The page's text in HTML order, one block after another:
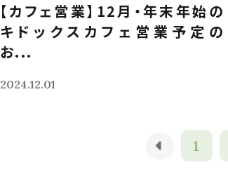
【カフェ営業】12月・年末年始の
キドックスカフェ営業予定の
お...
2024.12.01
1